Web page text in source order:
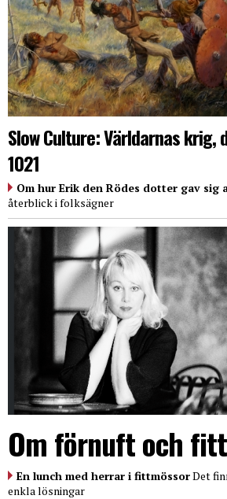
Slow Culture: Världarnas krig,
1021
Om hur Erik den Rödes dotter gav sig
återblick i folksägner
Om förnuft och
En lunch med herrar i fittmössorDet
enkla lösningar